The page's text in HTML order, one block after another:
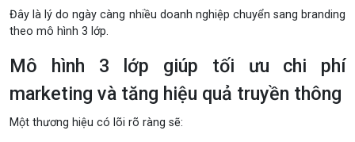
Đây là lý do ngày càng nhiều doanh nghiệp chuyển sang branding
theo mô hình 3 lớp.
Mô hình 3 lớp giúp tối ưu chi phí
marketing và tăng hiệu quả truyền thông
Một thương hiệu có lõi rõ ràng sẽ: